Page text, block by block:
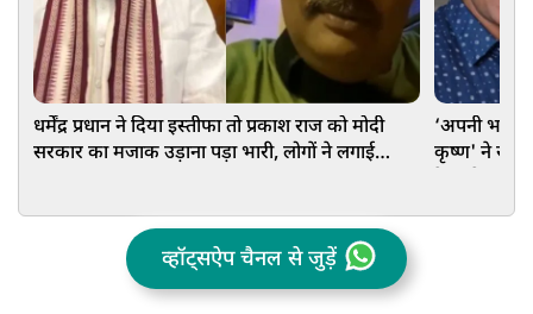
धर्मेंद्र प्रधान ने दिया इस्तीफा तो प्रकाश राज को मोदी
सरकार का मजाक उड़ाना पड़ा भारी, लोगों ने लगाई
‘अपनी
कृष्ण' ने
व्हॉट्सऐप चैनल से जुड़ें